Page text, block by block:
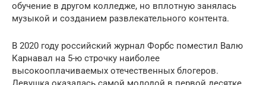
обучение в другом колледже, но вплотную занялась
музыкой и созданием развлекательного контента.
В 2020 году российский журнал Форбс поместил Валю
Карнавал на 5-ю строчку наиболее
высокооплачиваемых отечественных блогеров.